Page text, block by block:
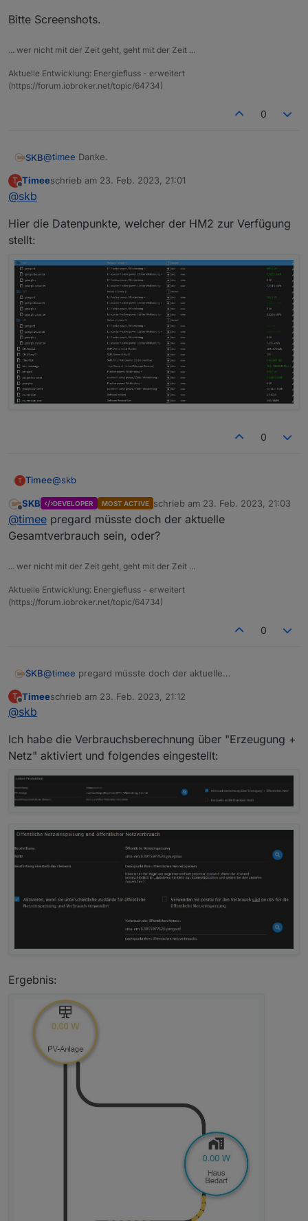
Bitte Screenshots.
... wer nicht mit der Zeit geht, geht mit der Zeit ...
Aktuelle Entwicklung: Energiefluss - erweitert
(https://forum.iobroker.net/topic/64734)
0
SKB@timee Danke.
Wie sieht denn deine Konfig aus und welche Datenpunkte
T
Offline
Timeeschrieb am 23. Feb. 2023, 21:01
zuletzt editiert von
@skb
Hier die Datenpunkte, welcher der HM2 zur Verfügung
stellt:
0
T Timee@skb
Hier die Datenpunkte, welcher der HM2 zur Verfügung
stellt:
Offline
SKB DEVELOPER MOST ACTIVE schrieb am 23. Feb. 2023, 21:03
zuletzt editiert von
@timee pregard müsste doch der aktuelle
Gesamtverbrauch sein, oder?
... wer nicht mit der Zeit geht, geht mit der Zeit ...
Aktuelle Entwicklung: Energiefluss - erweitert
(https://forum.iobroker.net/topic/64734)
0
SKB@timee pregard müsste doch der aktuelle
T
Offline
Timeeschrieb am 23. Feb. 2023, 21:12
zuletzt editiert von
@skb
Ich habe die Verbrauchsberechnung über "Erzeugung +
Netz" aktiviert und folgendes eingestellt:
Ergebnis: